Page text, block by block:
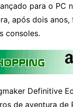
para o PC
após dois anos,
consoles.
Definitive
de aventura de